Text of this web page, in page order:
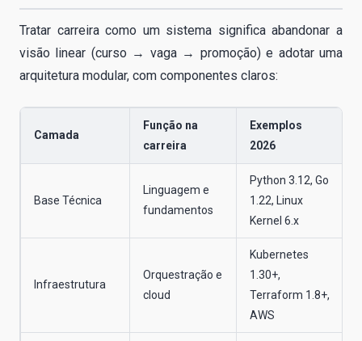
Tratar carreira como um sistema significa abandonar a
visão linear (curso → vaga → promoção) e adotar uma
arquitetura modular, com componentes claros:
Camada
Função na
carreira
Exemplos
2026
Base Técnica
Linguagem e
fundamentos
Python 3.12, Go
1.22, Linux
Kernel 6.x
Infraestrutura
Orquestração e
cloud
Kubernetes
1.30+,
Terraform 1.8+,
AWS